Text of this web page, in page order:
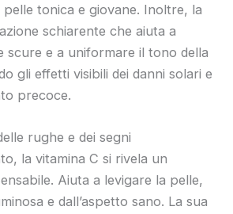
tonica e giovane. Inoltre, la
schiarente che aiuta a
scure e a uniformare il tono della
gli effetti visibili dei danni solari e
precoce.
rughe e dei segni
la vitamina C si rivela un
Aiuta a levigare la pelle,
e dall’aspetto sano. La sua